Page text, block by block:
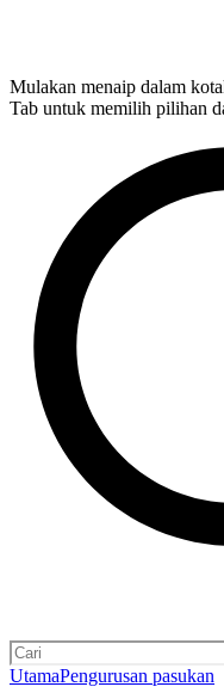
Mulakan menaip dalam
Tab untuk memilih pilihan
UtamaPengurusan pasukan